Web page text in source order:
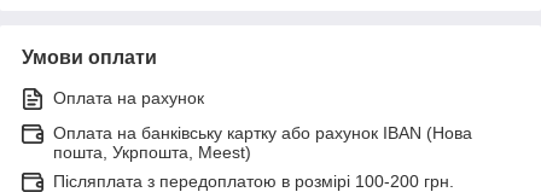
Умови оплати
Оплата на рахунок
Оплата на банківську картку або рахунок IBAN (Нова
пошта, Укрпошта, Meest)
Післяплата з передоплатою в розмірі 100-200 грн.